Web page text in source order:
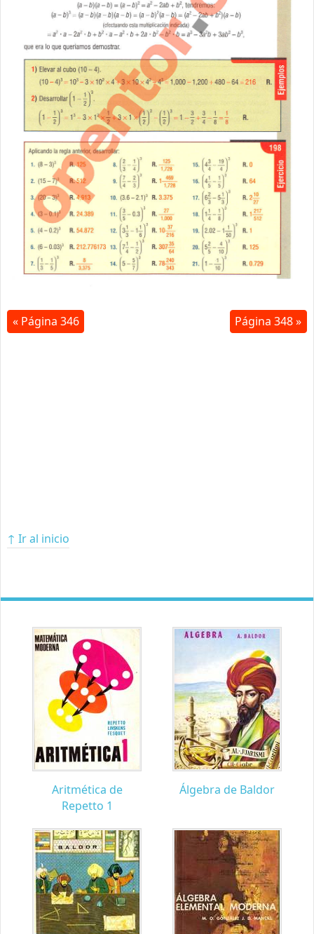
« Página 346 Página 348 »
↑ Ir al inicio
Aritmética de
Repetto 1
Álgebra de Baldor